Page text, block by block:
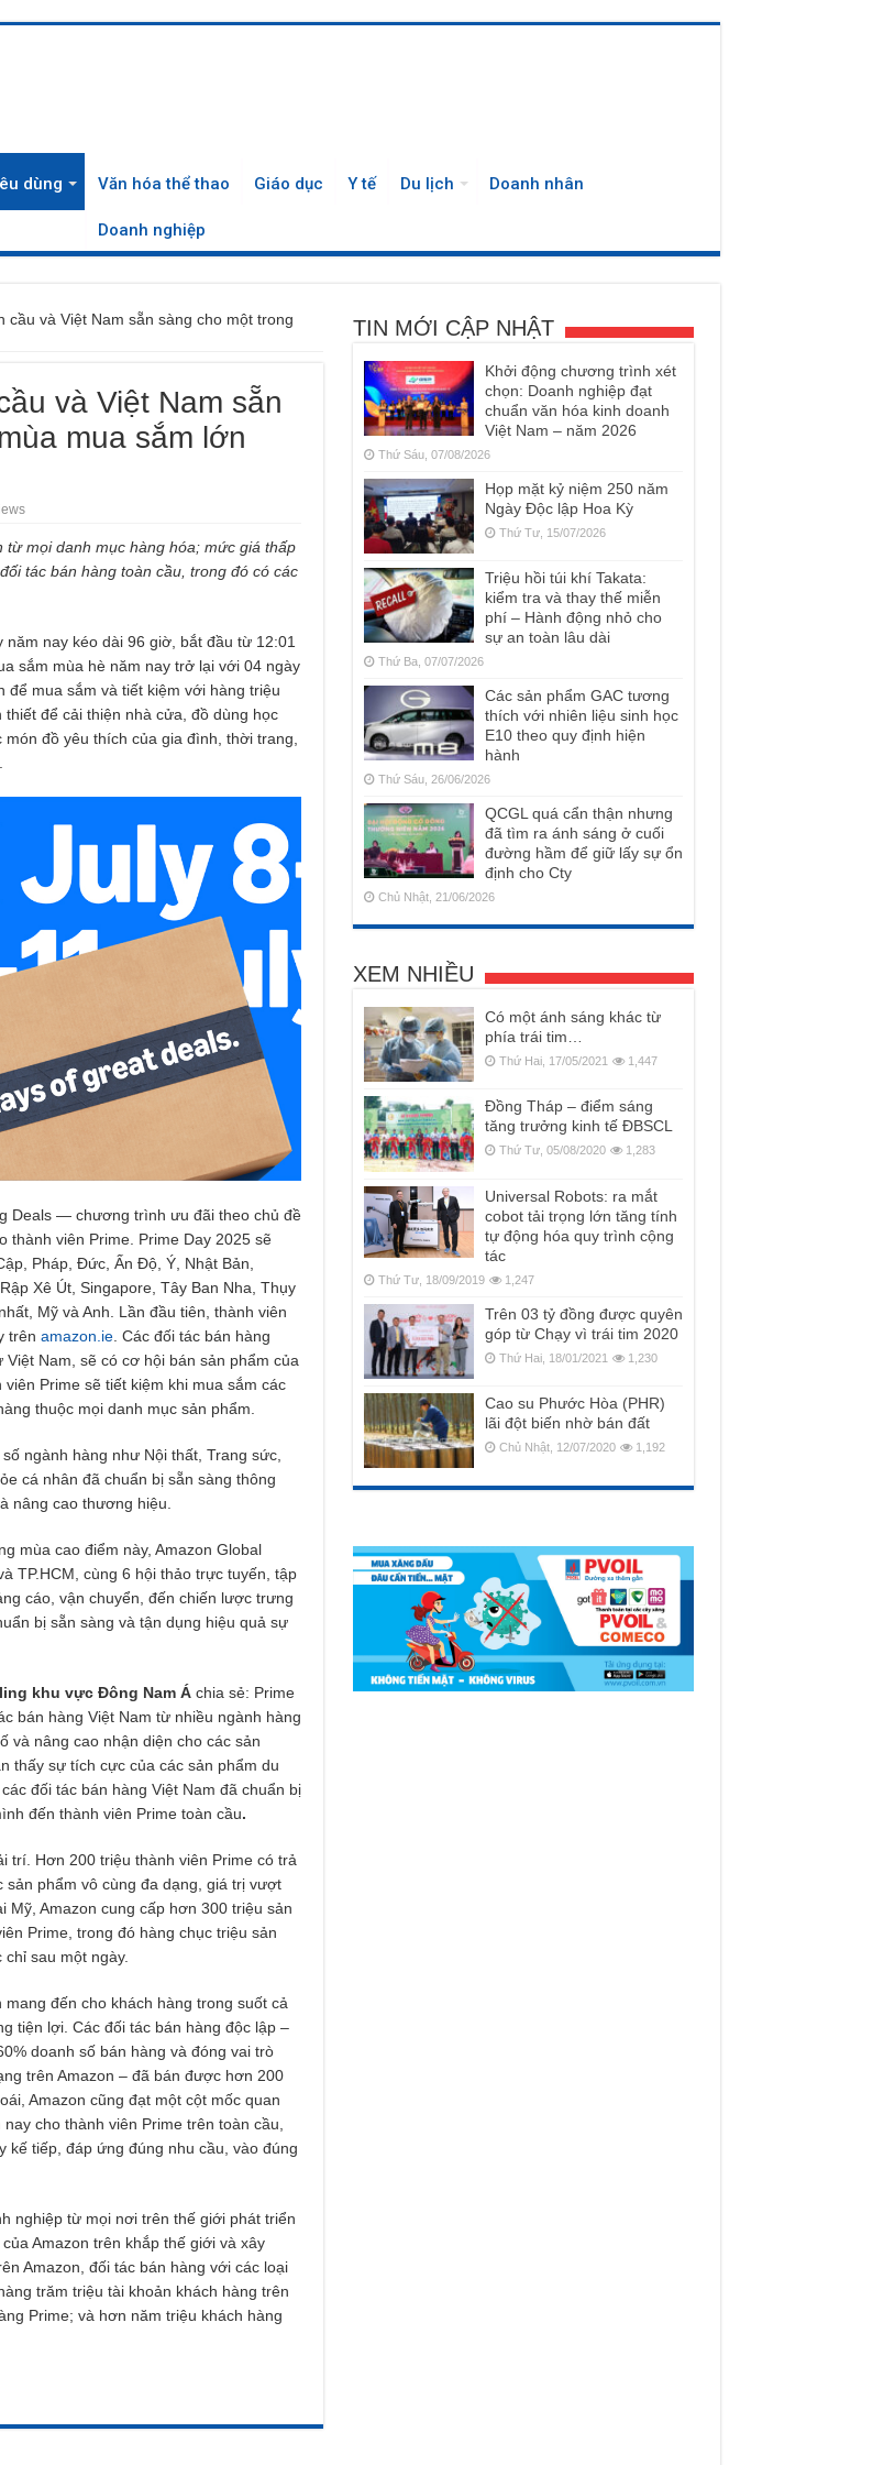
dùng Văn hóa thể thao Giáo dục Y tế Du lịch Doanh nhân
Doanh nghiệp
cầu và Việt Nam sẵn sàng cho một trong
và Việt Nam sẵn
mua sắm lớn
mọi danh mục hàng hóa; mức giá thấp
tác bán hàng toàn cầu, trong đó có các
nay kéo dài 96 giờ, bắt đầu từ 12:01
sắm mùa hè năm nay trở lại với 04 ngày
mua sắm và tiết kiệm với hàng triệu
để cải thiện nhà cửa, đồ dùng học
đồ yêu thích của gia đình, thời trang,
Deals — chương trình ưu đãi theo chủ đề
thành viên Prime. Prime Day 2025 sẽ
Pháp, Đức, Ấn Độ, Ý, Nhật Bản,
Xê Út, Singapore, Tây Ban Nha, Thụy
Mỹ và Anh. Lần đầu tiên, thành viên
trên amazon.ie. Các đối tác bán hàng
Nam, sẽ có cơ hội bán sản phẩm của
Prime sẽ tiết kiệm khi mua sắm các
thuộc mọi danh mục sản phẩm.
ngành hàng như Nội thất, Trang sức,
cá nhân đã chuẩn bị sẵn sàng thông
nâng cao thương hiệu.
mùa cao điểm này, Amazon Global
TP.HCM, cùng 6 hội thảo trực tuyến, tập
cáo, vận chuyển, đến chiến lược trưng
bị sẵn sàng và tận dụng hiệu quả sự
khu vực Đông Nam Á chia sẻ: Prime
bán hàng Việt Nam từ nhiều ngành hàng
và nâng cao nhận diện cho các sản
thấy sự tích cực của các sản phẩm du
đối tác bán hàng Việt Nam đã chuẩn bị
đến thành viên Prime toàn cầu.
trí. Hơn 200 triệu thành viên Prime có trả
phẩm vô cùng đa dạng, giá trị vượt
Mỹ, Amazon cung cấp hơn 300 triệu sản
Prime, trong đó hàng chục triệu sản
sau một ngày.
đến cho khách hàng trong suốt cả
tiện lợi. Các đối tác bán hàng độc lập –
doanh số bán hàng và đóng vai trò
trên Amazon – đã bán được hơn 200
Amazon cũng đạt một cột mốc quan
cho thành viên Prime trên toàn cầu,
tiếp, đáp ứng đúng nhu cầu, vào đúng
nghiệp từ mọi nơi trên thế giới phát triển
Amazon trên khắp thế giới và xây
Amazon, đối tác bán hàng với các loại
trăm triệu tài khoản khách hàng trên
Prime; và hơn năm triệu khách hàng
TIN MỚI CẬP NHẬT
Khởi động chương trình xét
chọn: Doanh nghiệp đạt
chuẩn văn hóa kinh doanh
Việt Nam – năm 2026
Thứ Sáu, 07/08/2026
Họp mặt kỷ niệm 250 năm
Ngày Độc lập Hoa Kỳ
Thứ Tư, 15/07/2026
Triệu hồi túi khí Takata:
kiểm tra và thay thế miễn
phí – Hành động nhỏ cho
sự an toàn lâu dài
Thứ Ba, 07/07/2026
Các sản phẩm GAC tương
thích với nhiên liệu sinh học
E10 theo quy định hiện
hành
Thứ Sáu, 26/06/2026
QCGL quá cẩn thận nhưng
đã tìm ra ánh sáng ở cuối
đường hầm để giữ lấy sự ổn
định cho Cty
Chủ Nhật, 21/06/2026
XEM NHIỀU
Có một ánh sáng khác từ
phía trái tim…
Thứ Hai, 17/05/2021 1,447
Đồng Tháp – điểm sáng
tăng trưởng kinh tế ĐBSCL
Thứ Tư, 05/08/2020 1,283
Universal Robots: ra mắt
cobot tải trọng lớn tăng tính
tự động hóa quy trình cộng
tác
Thứ Tư, 18/09/2019 1,247
Trên 03 tỷ đồng được quyên
góp từ Chạy vì trái tim 2020
Thứ Hai, 18/01/2021 1,230
Cao su Phước Hòa (PHR)
lãi đột biến nhờ bán đất
Chủ Nhật, 12/07/2020 1,192